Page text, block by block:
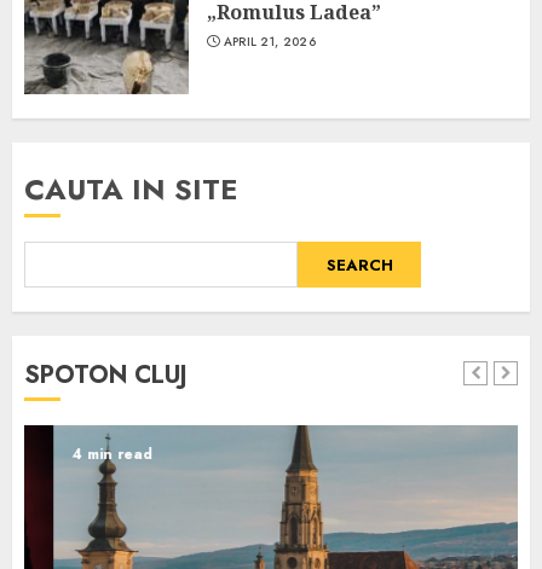
„Romulus Ladea”
APRIL 21, 2026
CAUTA IN SITE
SEARCH
SPOTON CLUJ
4 min read